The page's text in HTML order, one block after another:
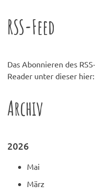
RSS-Feed
Das Abonnieren des
Reader unter dieser hier:
Archiv
2026
Mai
März